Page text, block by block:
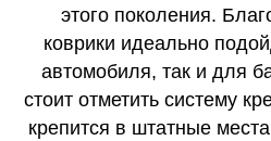
этого поколения.
коврики идеально
автомобиля, так и для
стоит отметить систему
крепится в штатные